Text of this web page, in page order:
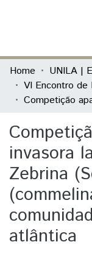
Communities &
All of DSpace
Home UNILA |
invasora
Zebrina
atlântica